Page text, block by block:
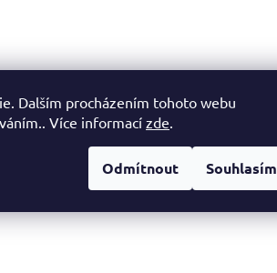
Dalším procházením tohoto webu
Více informacízde
Odmítnout Souhlasím